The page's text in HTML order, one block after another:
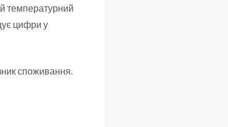
температурний
цифри у
споживання.